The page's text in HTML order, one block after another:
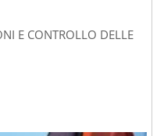
E CONTROLLO DELLE